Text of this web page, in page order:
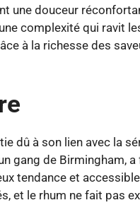
une douceur
complexité qui ravit
à la richesse des
dû à son lien avec la
gang de Birmingham, a
tendance et
et le rhum ne fait pas